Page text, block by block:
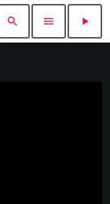
search menu play_arrow